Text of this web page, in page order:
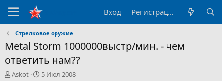
Вход Регистрация
Стрелковое оружие
Metal Storm 1000000выстр/мин. - чем
ответить нам??
А
Askot
Д
5 Июл 2008